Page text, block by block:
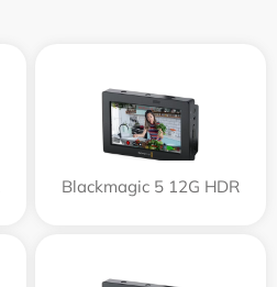
Blackmagic 5 12G HDR